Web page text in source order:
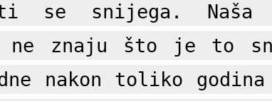
se snijega. Naša
ne znaju što je to
nakon toliko godina